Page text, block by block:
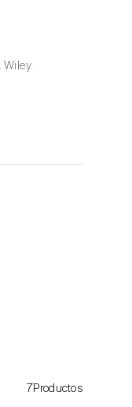
. Wiley.
7Productos